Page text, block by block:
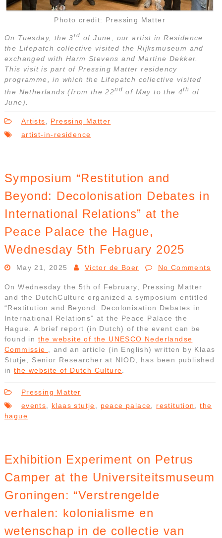
Photo credit: Pressing Matter
On Tuesday, the 3rd of June, our artist in Residence
the Lifepatch collective visited the Rijksmuseum and
exchanged with Harm Stevens and Martine Dekker.
This visit is part of Pressing Matter residency
programme, in which the Lifepatch collective visited
the Netherlands (from the 22nd of May to the 4th
of
June).
Artists
Pressing Matter
artist-in-residence
Symposium “Restitution and
Beyond: Decolonisation Debates in
International Relations” at the
Peace Palace the Hague,
Wednesday 5th February 2025
May 21, 2025 Victor de Boer No Comments
On Wednesday the 5th of February, Pressing Matter
and the DutchCulture organized a symposium entitled
“Restitution and Beyond: Decolonisation Debates in
International Relations” at the Peace Palace the
Hague. A brief report (in Dutch) of the event can be
found in the website of the UNESCO Nederlandse
Commissie
, and an article (in English) written by Klaas
Stutje, Senior Researcher at NIOD, has been published
inthe website of Dutch Culture
Pressing Matter
events
klaas stutje peace palace restitution ,the
hague
Exhibition Experiment on Petrus
Camper at the Universiteitsmuseum
Groningen: “Verstrengelde
verhalen: kolonialisme en
wetenschap in de collectie van